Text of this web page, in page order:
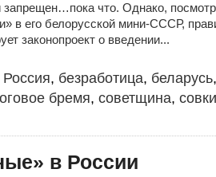
запрещен…пока что. Однако,
в его белорусской мини-СССР,
законопроект о введении...
Россия, безработица, беларусь
бремя, советщина, совки
в России